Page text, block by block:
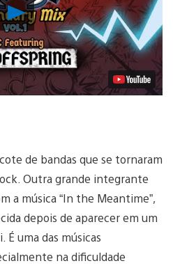
Reproduzir
Vídeo
de bandas que se tornaram
Outra grande integrante
a música “In the Meantime”,
depois de aparecer em um
uma das músicas
na dificuldade